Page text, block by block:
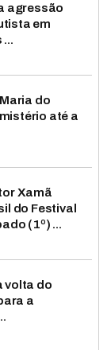
agressão
em
...
do
até a
Xamã
do Festival
(1º) ...
volta do
a